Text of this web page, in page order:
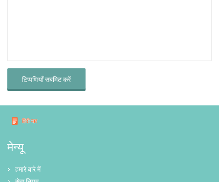
टिप्पणियाँ सबमिट करें
मेन्यू
हमारे बारे में